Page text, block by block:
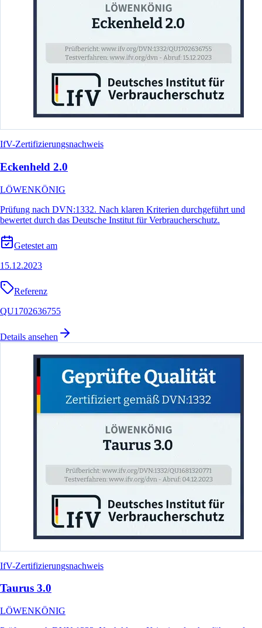
IfV-Zertifizierungsnachweis
Eckenheld 2.0
LÖWENKÖNIG
Prüfung nach DVN:1332. Nach klaren Kriterien durchgeführt und
bewertet durch das Deutsche Institut für Verbraucherschutz.
Getestet am
15.12.2023
Referenz
QU1702636755
Details ansehen
IfV-Zertifizierungsnachweis
Taurus 3.0
LÖWENKÖNIG